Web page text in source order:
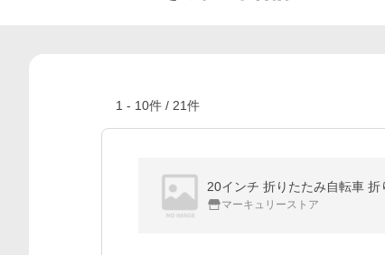
1 - 10件 / 21件
20インチ 折りたたみ自転車
マーキュリーストア